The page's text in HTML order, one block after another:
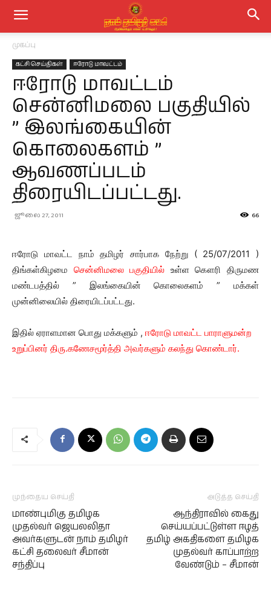
முகப்பு
கட்சி செய்திகள் ஈரோடு மாவட்டம்
ஈரோடு மாவட்டம்
சென்னிமலை பகுதியில்
” இலங்கையின்
கொலைகளம் ”
ஆவணப்படம்
திரையிடப்பட்டது.
ஜூலை 27, 2011 66
ஈரோடு மாவட்ட நாம் தமிழர் சார்பாக நேற்று ( 25/07/2011 )
திங்கள்கிழமை சென்னிமலை பகுதியில் உள்ள கௌரி திருமண
மண்டபத்தில் ” இலங்கையின் கொலைகளம் ” மக்கள்
முன்னிலையில் திரையிடப்பட்டது.
இதில் ஏராளமான பொது மக்களும் , ஈரோடு மாவட்ட பாராளுமன்ற
உறுப்பினர் திரு.கணேசமூர்த்தி அவர்களும் கலந்து கொண்டார்.
முந்தைய செய்தி
மாண்புமிகு தமிழக
முதல்வர் ஜெயலலிதா
அவர்களுடன் நாம் தமிழர்
கட்சி தலைவர் சீமான்
சந்திப்பு
அடுத்த செய்தி
ஆந்திராவில் கைது
செய்யப்பட்டுள்ள ஈழத்
தமிழ் அகதிகளை தமிழக
முதல்வர் காப்பாற்ற
வேண்டும் – சீமான்